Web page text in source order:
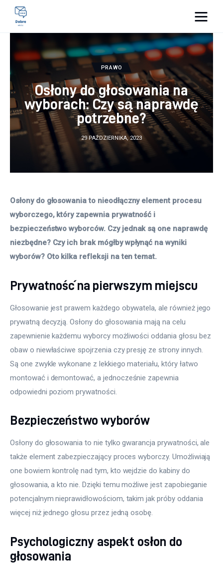
Lifestyle
Kunchnia i kulinaria
Zdrowie
Uroda
PRAWO
Osłony do głosowania na
wyborach: Czy są naprawdę
potrzebne?
29 PAŹDZIERNIKA, 2023
Osłony do głosowania to nieodłączny element procesu
wyborczego, który zapewnia prywatność i
bezpieczeństwo wyborców. Czy jednak są one naprawdę
niezbędne? Czy ich brak mógłby wpłynąć na wyniki
wyborów? Oto kilka refleksji na ten temat.
Prywatność na pierwszym miejscu
Głosowanie jest prawem każdego obywatela, ale również jego
prywatną decyzją. Osłony do głosowania mają na celu
zapewnienie każdemu wyborcy możliwości oddania głosu bez
obaw o niewłaściwe spojrzenia czy presję ze strony innych.
Są one zwykle wykonane z lekkiego materiału, który łatwo
montować i demontować, a jednocześnie zapewnia
odpowiedni poziom prywatności.
Bezpieczeństwo wyborów
Osłony do głosowania to nie tylko gwarancja prywatności, ale
także element zabezpieczający proces wyborczy. Umożliwiają
one bowiem kontrolę nad tym, kto wejdzie do kabiny do
głosowania, a kto nie. Dzięki temu możliwe jest zapobieganie
potencjalnym nieprawidłowościom, takim jak próby oddania
więcej niż jednego głosu przez jedną osobę.
Psychologiczny aspekt osłon do
głosowania